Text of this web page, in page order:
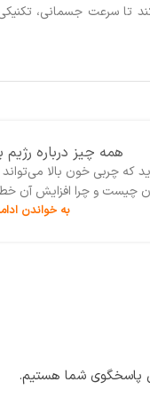
تا سرعت جسمانی،
همه چیز درباره‌
که چربی‌ خون بالا
چیست و چرا افزایش آن
به خواندن